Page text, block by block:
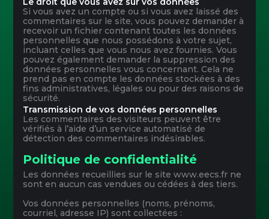
Si vous avez un compte ou si vous avez laissé des
commentaires sur le site, vous pouvez demander à
recevoir un fichier contenant toutes les données
personnelles que nous possédons à votre sujet,
incluant celles que vous nous avez fournies. Vous
pouvez également demander la suppression des
données personnelles vous concernant. Cela ne
prend pas en compte les données stockées à des
fins administratives, légales ou pour des raisons de
sécurité.
Transmission de vos données personnelles
Les commentaires des visiteurs peuvent être
vérifiés à l’aide d’un service automatisé de
détection des commentaires indésirables.
Politique de confidentialité
Les données recueillies sur le site www.eecs.fr ne
sont en aucun cas vendues ou cédées à des tiers.
Vos données personnelles (noms, prénoms,
courriel, adresse IP) sont collectées :